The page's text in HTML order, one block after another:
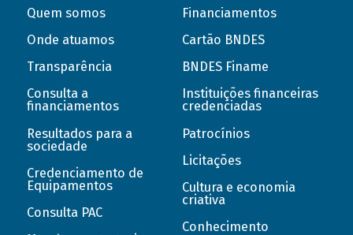
Quem somos
Onde atuamos
Transparência
Consulta a
financiamentos
Resultados para a
sociedade
Credenciamento de
Equipamentos
Consulta PAC
Financiamentos
Cartão BNDES
BNDES Finame
Instituições financeiras
credenciadas
Patrocínios
Licitações
Cultura e economia
criativa
Conhecimento